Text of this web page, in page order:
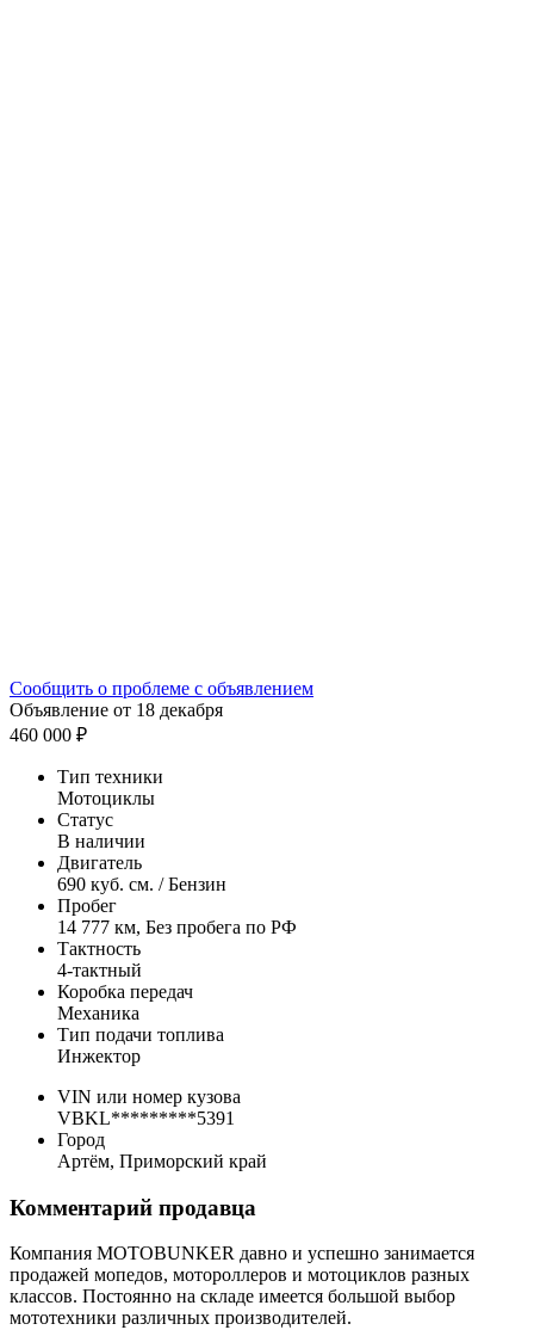
Сообщить о проблеме с объявлением
Объявление от 18 декабря
460 000 ₽
Тип техники
Мотоциклы
Статус
В наличии
Двигатель
690 куб. см. / Бензин
Пробег
14 777 км, Без пробега по РФ
Тактность
4-тактный
Коробка передач
Механика
Тип подачи топлива
Инжектор
VIN или номер кузова
VBKL*********5391
Город
Артём, Приморский край
Комментарий продавца
Компания MOTOBUNKER давно и успешно занимается
продажей мопедов, мотороллеров и мотоциклов разных
классов. Постоянно на складе имеется большой выбор
мототехники различных производителей.